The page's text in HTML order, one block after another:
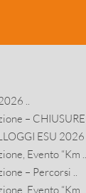
..
– CHIUSURE ..
ESU 2026 ..
Evento “Km ..
– Percorsi ..
Evento “Km ..